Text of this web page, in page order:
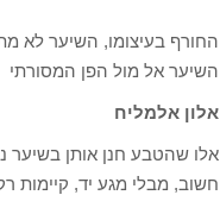
החורף בעיצומו, השיער לא
השיער אל מול הפן המסורתי
אלון אלמליח
אלו שהטבע חנן אותן בשיער
חשוב, מבלי מגע יד,